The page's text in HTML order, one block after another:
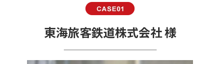
東海旅客鉄道株式会社 様